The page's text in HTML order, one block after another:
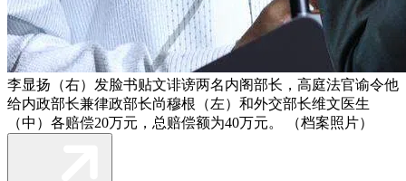
李显扬（右）发脸书贴文诽谤两名内阁部长，高庭法官谕令他
给内政部长兼律政部长尚穆根（左）和外交部长维文医生
（中）各赔偿20万元，总赔偿额为40万元。 （档案照片）